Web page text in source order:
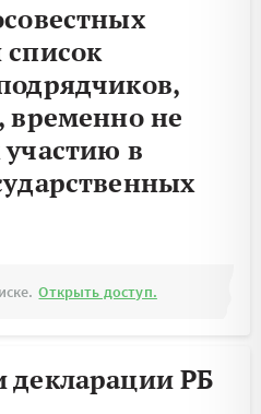
временно не
в
Открыть доступ.
РБ